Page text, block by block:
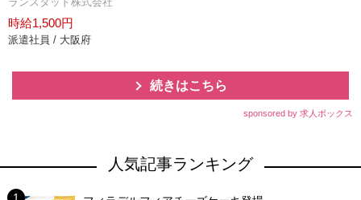
時給1,500円
派遣社員 / 大阪府
続きはこちら
sponsored by 求人ボックス
人気記事ランキング